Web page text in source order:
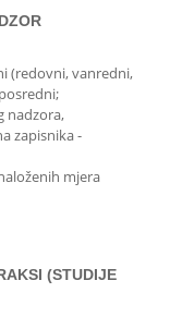
(redovni, vanredni,
nadzora,
zapisnika -
mjera
(STUDIJE